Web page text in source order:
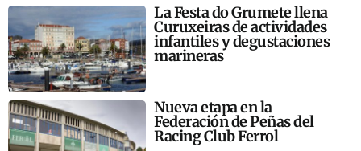
La Festa do Grumete llena
Curuxeiras de actividades
infantiles y degustaciones
marineras
Nueva etapa en la
Federación de Peñas del
Racing Club Ferrol